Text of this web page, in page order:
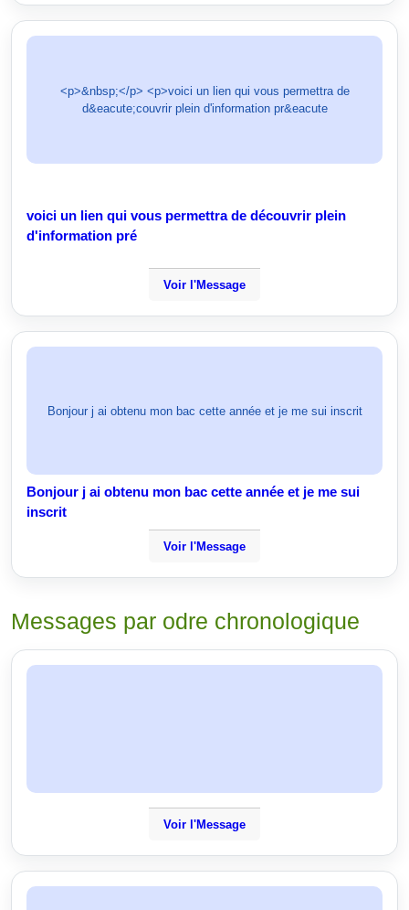
<p>&nbsp;</p> <p>voici un lien qui vous permettra de
d&eacute;couvrir plein d'information pr&eacute
voici un lien qui vous permettra de découvrir plein
d'information pré
Voir l'Message
Bonjour j ai obtenu mon bac cette année et je me sui inscrit
Bonjour j ai obtenu mon bac cette année et je me sui
inscrit
Voir l'Message
Messages par odre chronologique
Voir l'Message